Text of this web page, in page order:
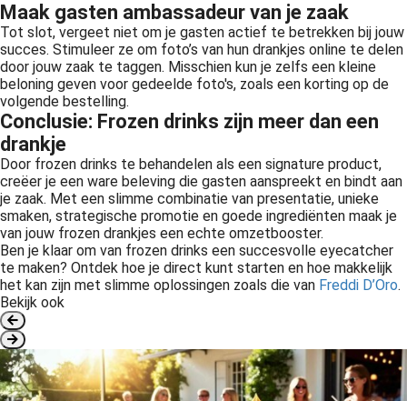
Maak gasten ambassadeur van je zaak
Tot slot, vergeet niet om je gasten actief te betrekken bij jouw
succes. Stimuleer ze om foto’s van hun drankjes online te delen
door jouw zaak te taggen. Misschien kun je zelfs een kleine
beloning geven voor gedeelde foto's, zoals een korting op de
volgende bestelling.
Conclusie: Frozen drinks zijn meer dan een
drankje
Door frozen drinks te behandelen als een signature product,
creëer je een ware beleving die gasten aanspreekt en bindt aan
je zaak. Met een slimme combinatie van presentatie, unieke
smaken, strategische promotie en goede ingrediënten maak je
van jouw frozen drankjes een echte omzetbooster.
Ben je klaar om van frozen drinks een succesvolle eyecatcher
te maken? Ontdek hoe je direct kunt starten en hoe makkelijk
het kan zijn met slimme oplossingen zoals die van Freddi D’Oro.
Bekijk ook